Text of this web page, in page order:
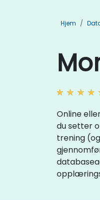
Hjem
Online
du setter
trening